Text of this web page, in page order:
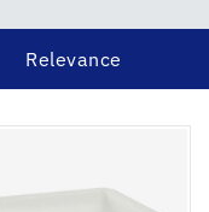
Relevance